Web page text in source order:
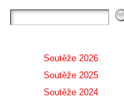
Soutěže 2026
Soutěže 2025
Soutěže 2024